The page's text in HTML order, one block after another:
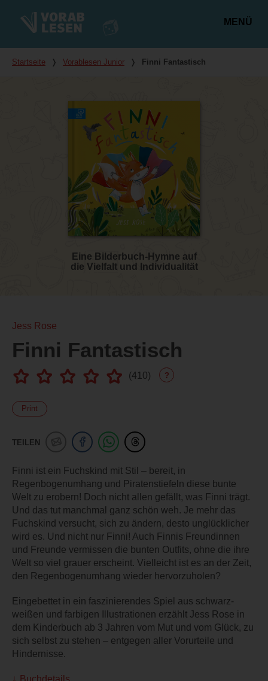
MENÜ
Du bist hier
Startseite ❭ Vorablesen Junior ❭ Finni Fantastisch
Eine Bilderbuch-Hymne auf
die Vielfalt und Individualität
Jess Rose
Finni Fantastisch
(410) ?
Print
TEILEN
Finni ist ein Fuchskind mit Stil – bereit, in
Regenbogenumhang und Piratenstiefeln diese bunte
Welt zu erobern! Doch nicht allen gefällt, was Finni trägt.
Und das tut manchmal ganz schön weh. Je mehr das
Fuchskind versucht, sich zu ändern, desto unglücklicher
wird es. Und nicht nur Finni! Auch Finnis Freundinnen
und Freunde vermissen die bunten Outfits, ohne die ihre
Welt so viel grauer erscheint. Vielleicht ist es an der Zeit,
den Regenbogenumhang wieder hervorzuholen?
Eingebettet in ein faszinierendes Spiel aus schwarz-
weißen und farbigen Illustrationen erzählt Jess Rose in
dem Kinderbuch ab 3 Jahren vom Mut und vom Glück, zu
sich selbst zu stehen – entgegen aller Vorurteile und
Hindernisse.